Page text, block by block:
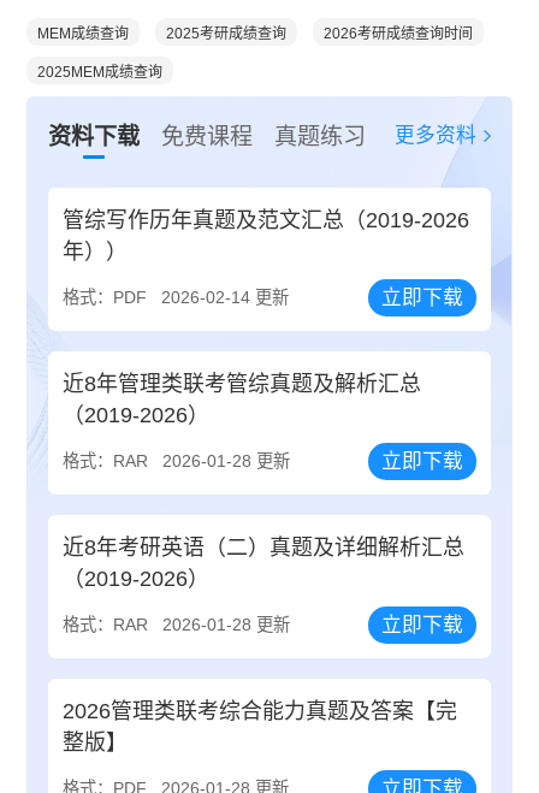
MEM成绩查询 2025考研成绩查询 2026考研成绩查询时间
2025MEM成绩查询
资料下载 免费课程 真题练习 更多资料
管综写作历年真题及范文汇总（2019-2026
年））
格式：PDF 2026-02-14 更新 立即下载
近8年管理类联考管综真题及解析汇总
（2019-2026）
格式：RAR 2026-01-28 更新 立即下载
近8年考研英语（二）真题及详细解析汇总
（2019-2026）
格式：RAR 2026-01-28 更新 立即下载
2026管理类联考综合能力真题及答案【完
整版】
格式：PDF 2026-01-28 更新